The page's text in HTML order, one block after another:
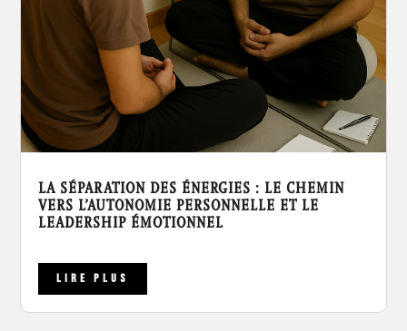
LA SÉPARATION DES ÉNERGIES : LE CHEMIN
VERS L’AUTONOMIE PERSONNELLE ET LE
LEADERSHIP ÉMOTIONNEL
LIRE PLUS